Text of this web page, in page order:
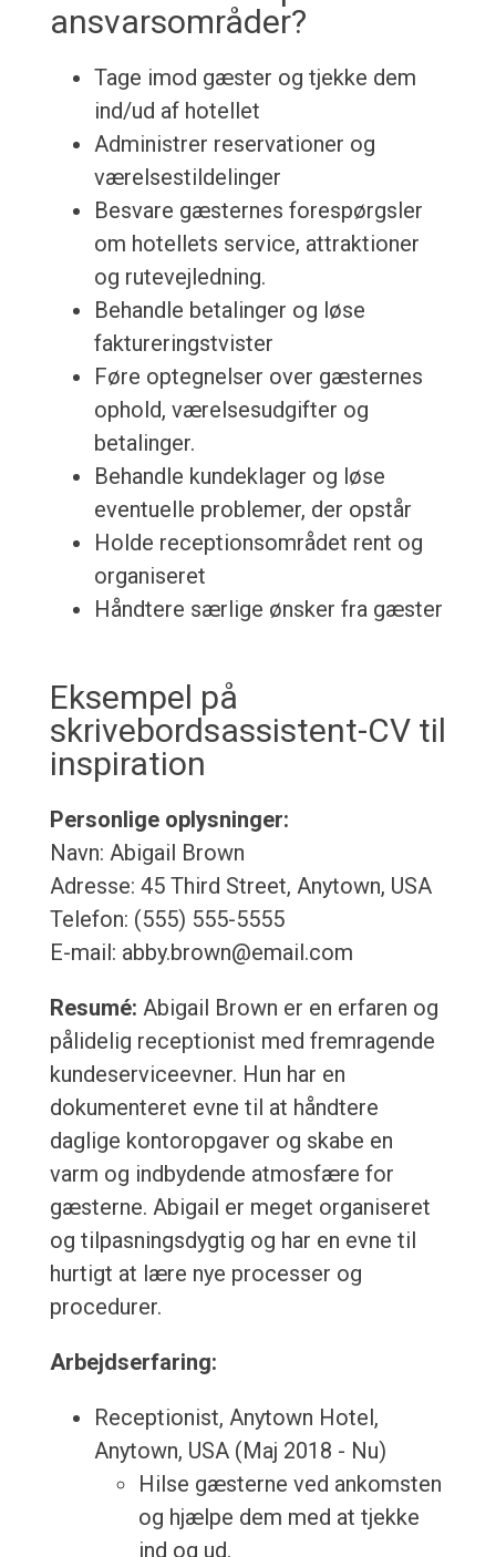
ansvarsområder?
Tage imod gæster og tjekke dem
ind/ud af hotellet
Administrer reservationer og
værelsestildelinger
Besvare gæsternes forespørgsler
om hotellets service, attraktioner
og rutevejledning.
Behandle betalinger og løse
faktureringstvister
Føre optegnelser over gæsternes
ophold, værelsesudgifter og
betalinger.
Behandle kundeklager og løse
eventuelle problemer, der opstår
Holde receptionsområdet rent og
organiseret
Håndtere særlige ønsker fra gæster
Eksempel på
skrivebordsassistent-CV til
inspiration
Personlige oplysninger:
Navn: Abigail Brown
Adresse: 45 Third Street, Anytown, USA
Telefon: (555) 555-5555
E-mail: abby.brown@email.com
Resumé: Abigail Brown er en erfaren og
pålidelig receptionist med fremragende
kundeserviceevner. Hun har en
dokumenteret evne til at håndtere
daglige kontoropgaver og skabe en
varm og indbydende atmosfære for
gæsterne. Abigail er meget organiseret
og tilpasningsdygtig og har en evne til
hurtigt at lære nye processer og
procedurer.
Arbejdserfaring:
Receptionist, Anytown Hotel,
Anytown, USA (Maj 2018 - Nu)
Hilse gæsterne ved ankomsten
og hjælpe dem med at tjekke
ind og ud.